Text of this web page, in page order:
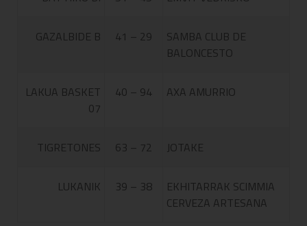
GAZALBIDE B 41 – 29
SAMBA CLUB DE
BALONCESTO
LAKUA BASKET
07
40 – 94 AXA AMURRIO
TIGRETONES 63 – 72 JOTAKE
LUKANIK 39 – 38
EKHITARRAK SCIMMIA
CERVEZA ARTESANA